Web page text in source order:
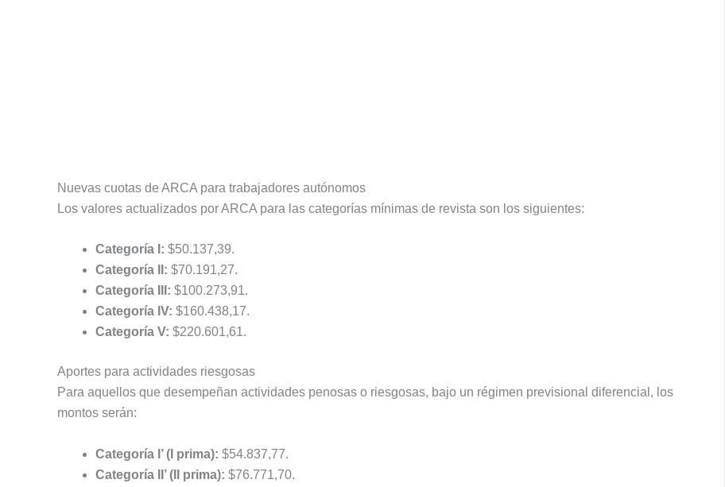
Nuevas cuotas de ARCA para trabajadores autónomos
Los valores actualizados por ARCA para las categorías mínimas de revista son los siguientes:
Categoría I: $50.137,39.
Categoría II: $70.191,27.
Categoría III: $100.273,91.
Categoría IV: $160.438,17.
Categoría V: $220.601,61.
Aportes para actividades riesgosas
Para aquellos que desempeñan actividades penosas o riesgosas, bajo un régimen previsional diferencial, los
montos serán:
Categoría I’ (I prima): $54.837,77.
Categoría II’ (II prima): $76.771,70.